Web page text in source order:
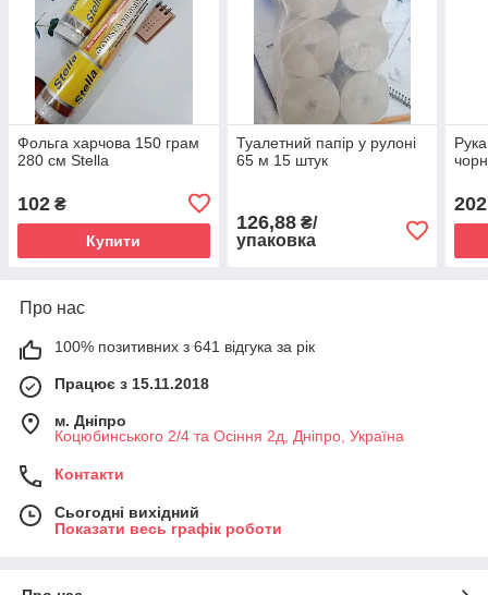
Фольга харчова 150 грам
280 см Stella
102 ₴
Купити
Туалетний папір у рулоні
65 м 15 штук
126,88₴/
упаковка
202
Про нас
100% позитивних з 641 відгука за рік
Працює з 15.11.2018
м. Дніпро
Коцюбинського 2/4 та Осіння 2д, Дніпро, Україна
Контакти
Сьогодні вихідний
Показати весь графік роботи